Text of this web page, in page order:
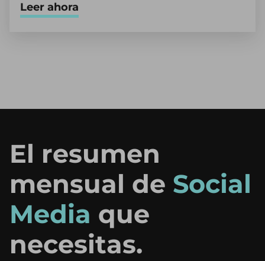
Leer ahora
El resumen
mensual de Social
Media que
necesitas.